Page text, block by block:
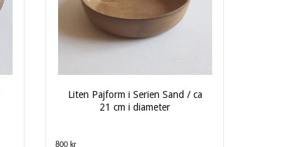
Liten Pajform i Serien Sand / ca
21 cm i diameter
800 kr